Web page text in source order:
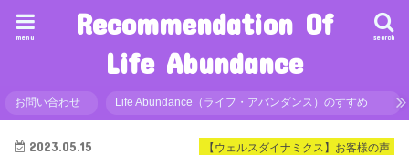
Recommendation Of
Life Abundance
search
menu
お問い合わせ Life Abundance（ライフ・アバンダンス）のすすめ
【ウェルスダイナミクス】お客様の声
2023.05.15